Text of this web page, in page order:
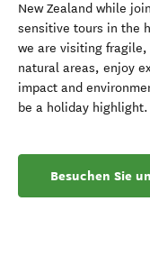
New Zealand while
sensitive tours in the
we are visiting
natural areas, enjoy
impact and
be a holiday highlight.
Besuchen Sie